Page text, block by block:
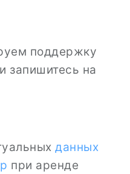
поддержку
запишитесь на
данных
при аренде